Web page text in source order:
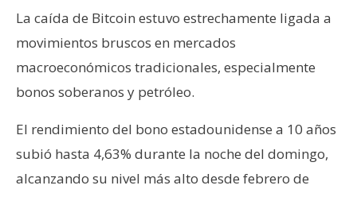
La caída de Bitcoin estuvo estrechamente ligada a
movimientos bruscos en mercados
macroeconómicos tradicionales, especialmente
bonos soberanos y petróleo.
El rendimiento del bono estadounidense a 10 años
subió hasta 4,63% durante la noche del domingo,
alcanzando su nivel más alto desde febrero de